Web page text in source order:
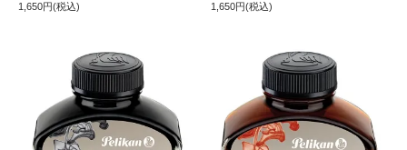
1,650円(税込) 1,650円(税込)